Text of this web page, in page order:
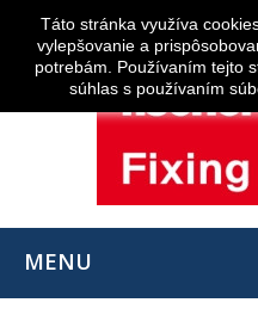
MENU
Táto stránka využíva
vylepšovanie a
potrebám. Používaním tejto
súhlas s používaním